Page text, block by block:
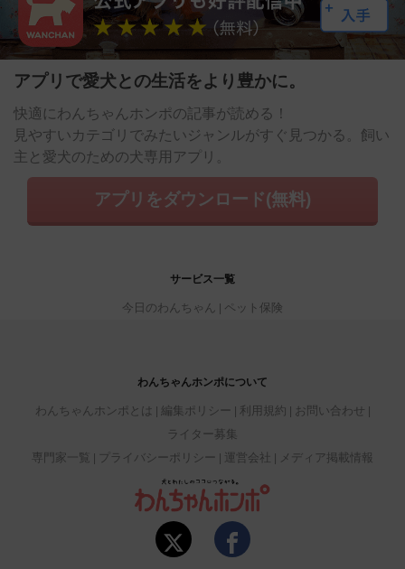
アプリで愛犬との生活をより豊かに。
快適にわんちゃんホンポの記事が読める！
見やすいカテゴリでみたいジャンルがすぐ見つかる。飼い
主と愛犬のための犬専用アプリ。
アプリをダウンロード(無料)
サービス一覧
今日のわんちゃん ペット保険
わんちゃんホンポについて
わんちゃんホンポとは 編集ポリシー 利用規約
お問い合わせ
ライター募集
専門家一覧
プライバシーポリシー 運営会社 メディア掲載情報